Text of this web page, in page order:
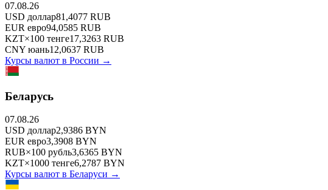
07.08.26
USD доллар81,4077 RUB
EUR евро94,0585 RUB
KZT×100 тенге17,3263 RUB
CNY юань12,0637 RUB
Курсы валют в России →
Беларусь
07.08.26
USD доллар2,9386 BYN
EUR евро3,3908 BYN
RUB×100 рубль3,6365 BYN
KZT×1000 тенге6,2787 BYN
Курсы валют в Беларуси →